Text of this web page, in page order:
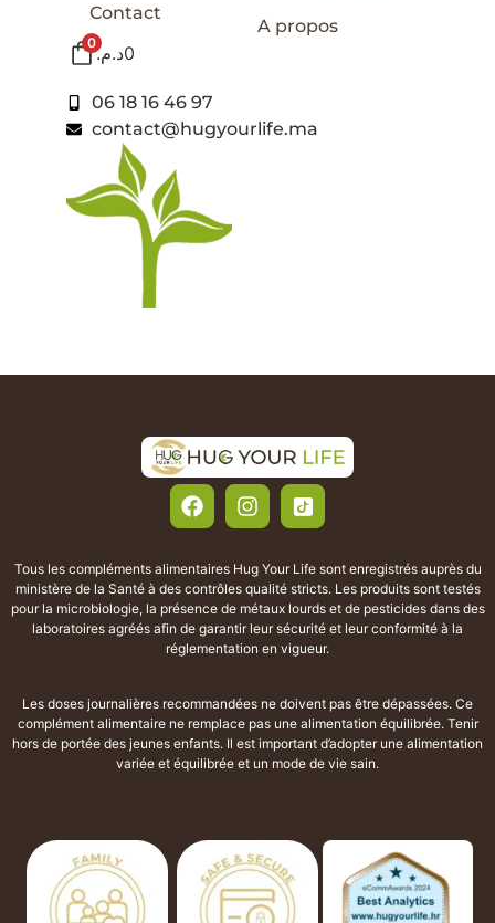
Contact
0 0د.م.
A propos
06 18 16 46 97
contact@hugyourlife.ma
Tous les compléments alimentaires Hug Your Life sont enregistrés auprès du
ministère de la Santé à des contrôles qualité stricts. Les produits sont testés
pour la microbiologie, la présence de métaux lourds et de pesticides dans des
laboratoires agréés afin de garantir leur sécurité et leur conformité à la
réglementation en vigueur.
Les doses journalières recommandées ne doivent pas être dépassées. Ce
complément alimentaire ne remplace pas une alimentation équilibrée. Tenir
hors de portée des jeunes enfants. Il est important d’adopter une alimentation
variée et équilibrée et un mode de vie sain.